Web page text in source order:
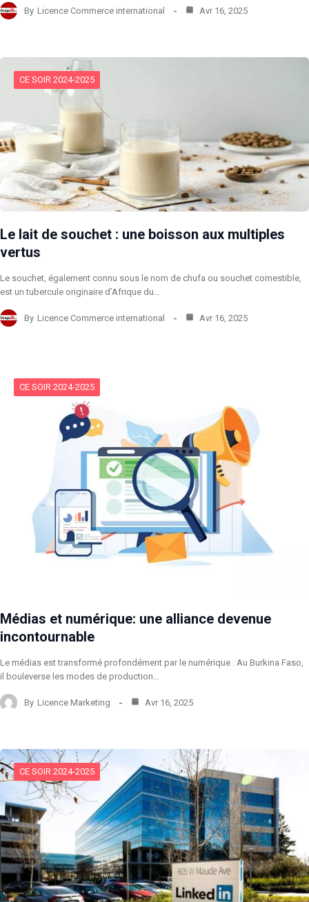
By Licence Commerce international Avr 16, 2025
CE SOIR 2024-2025
Le lait de souchet : une boisson aux multiples
vertus
Le souchet, également connu sous le nom de chufa ou souchet comestible,
est un tubercule originaire d’Afrique du…
By Licence Commerce international Avr 16, 2025
CE SOIR 2024-2025
Médias et numérique: une alliance devenue
incontournable
Le médias est transformé profondément par le numérique . Au Burkina Faso,
il bouleverse les modes de production…
By Licence Marketing Avr 16, 2025
CE SOIR 2024-2025